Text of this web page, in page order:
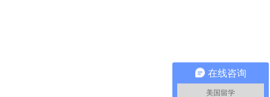
在线咨询
美国留学